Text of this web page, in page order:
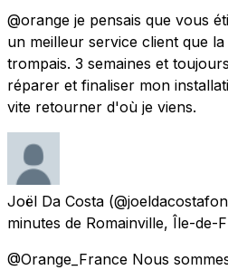
@orange je pensais que vous
un meilleur service client que
trompais. 3 semaines et
réparer et finaliser mon
vite retourner d'où je viens.
Joël Da Costa
minutes de Romainville, Île-de-
@Orange_France Nous